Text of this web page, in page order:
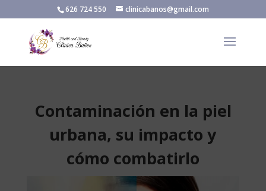
626 724 550 clinicabanos@gmail.com
Contaminación en la piel
urbana, su impacto y
cómo combatirlo